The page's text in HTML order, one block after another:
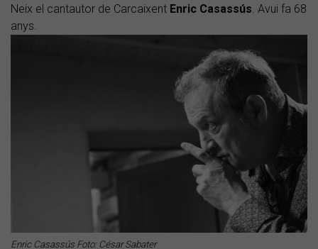
Neix el cantautor de Carcaixent Enric Casassús. Avui fa 68
anys.
Enric Casassús Foto: César Sabater